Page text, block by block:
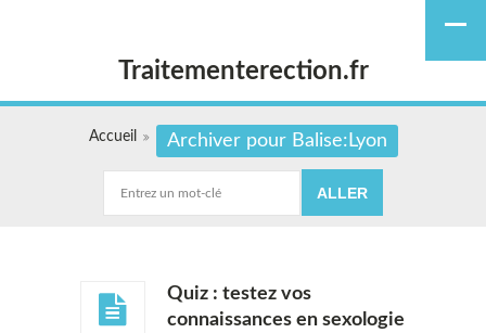
Traitementerection.fr
Accueil Archiver pour Balise:Lyon
Quiz : testez vos
connaissances en sexologie